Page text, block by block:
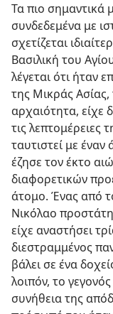
Τα πιο σημαντικά
συνδεδεμένα με
σχετίζεται
Βασιλική του
λέγεται ότι ήταν
της Μικράς
αρχαιότητα,
τις λεπτομέρειες
ταυτιστεί με
έζησε τον έκτο
διαφορετικών
άτομο. Ένας από
Νικόλαο προστάτη
είχε αναστήσει
διεστραμμένος
βάλει σε ένα
λοιπόν, το
συνήθεια της